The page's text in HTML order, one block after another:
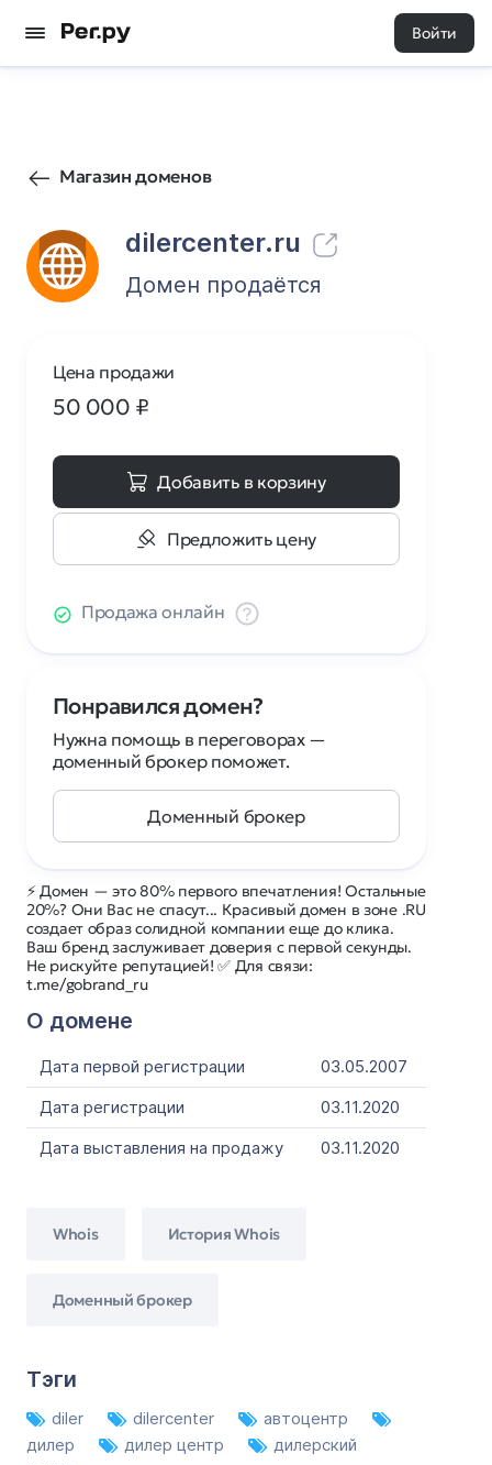
Войти
Магазин доменов
dilercenter.ru
66 0
Домен продаётся
⚡ Домен — это 80% первого впечатления! Остальные
20%? Они Вас не спасут... Красивый домен в зоне .RU
создает образ солидной компании еще до клика.
Ваш бренд заслуживает доверия с первой секунды.
Не рискуйте репутацией! ✅ Для связи:
t.me/gobrand_ru
О домене
Дата первой регистрации
03.05.2007
Дата регистрации
03.11.2020
Дата выставления на продажу
03.11.2020
Whois История Whois
Доменный брокер
Тэги
diler dilercenter
автоцентр
дилер
дилер центр
дилерский
Цена продажи
50 000 ₽
Добавить в корзину
Предложить цену
Продажа онлайн
Понравился домен?
Нужна помощь в переговорах —
доменный брокер поможет.
Доменный брокер